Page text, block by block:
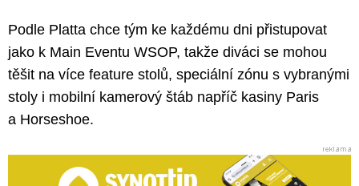
Podle Platta chce tým ke každému dni přistupovat
jako k Main Eventu WSOP, takže diváci se mohou
těšit na více feature stolů, speciální zónu s vybranými
stoly i mobilní kamerový štáb napříč kasiny Paris
a Horseshoe.